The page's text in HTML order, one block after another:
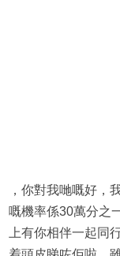
，你對我哋嘅好，
嘅機率係30萬分之
上有你相伴一起同